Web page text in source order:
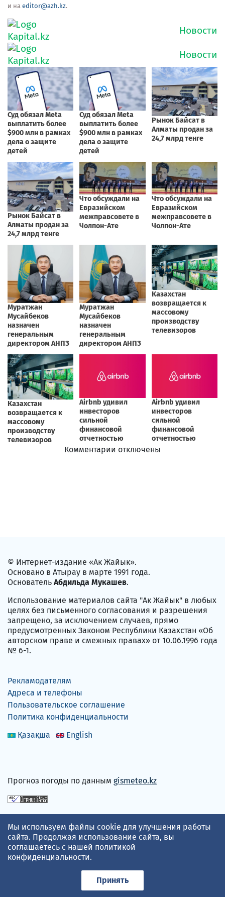
и на editor@azh.kz.
Комментарии отключены
© Интернет-издание «Ак Жайык».
Основано в Атырау в марте 1991 года.
Основатель Абдильда Мукашев.
Использование материалов сайта "Ак Жайык" в любых
целях без письменного согласования и разрешения
запрещено, за исключением случаев, прямо
предусмотренных Законом Республики Казахстан «Об
авторском праве и смежных правах» от 10.06.1996 года
№ 6-1.
Рекламодателям
Адреса и телефоны
Пользовательское соглашение
Политика конфиденциальности
Қазақша
English
Прогноз погоды по данным gismeteo.kz
Принимаем карты
Мы используем файлы cookie для улучшения работы
сайта. Продолжая использование сайта, вы
соглашаетесь с нашей политикой
конфиденциальности.
Принять